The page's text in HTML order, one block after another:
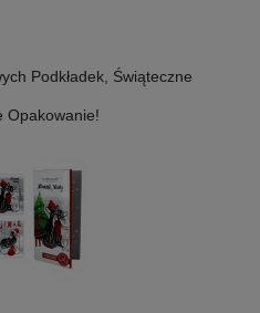
Podkładek, Świąteczne
Opakowanie!